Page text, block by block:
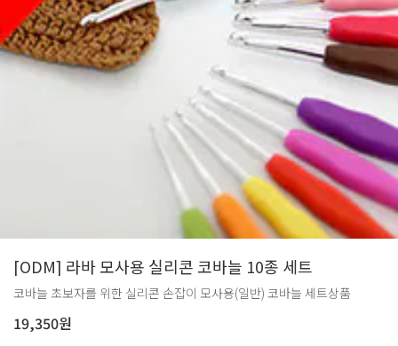
[ODM] 라바 모사용 실리콘 코바늘 10종 세트
코바늘 초보자를 위한 실리콘 손잡이 모사용(일반) 코바늘 세트상품
19,350원